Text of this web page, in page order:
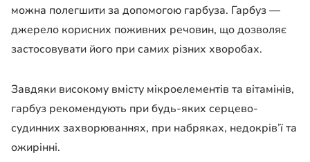
можна полегшити за допомогою гарбуза. Гарбуз —
джерело корисних поживних речовин, що дозволяє
застосовувати його при самих різних хворобах.
Завдяки високому вмісту мікроелементів та вітамінів,
гарбуз рекомендують при будь-яких серцево-
судинних захворюваннях, при набряках, недокрів’ї та
ожирінні.